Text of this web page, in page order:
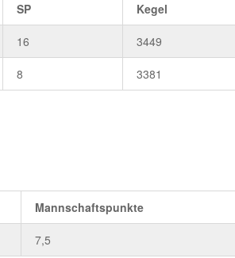
SP Kegel
16 3449
8 3381
Mannschaftspunkte
7,5